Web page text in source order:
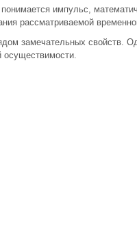
импульс,
рассматриваемой
замечательных свойств.
осуществимости.